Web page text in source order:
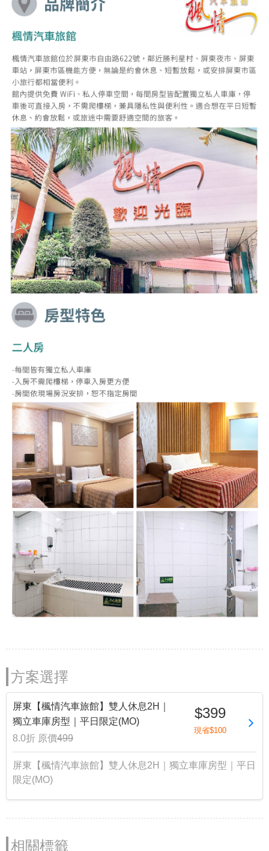
方案選擇
屏東【楓情汽車旅館】雙人休息2H｜
獨立車庫房型｜平日限定(MO)
8.0折 原價499
$399
現省$100
屏東【楓情汽車旅館】雙人休息2H｜獨立車庫房型｜平日
限定(MO)
相關標籤